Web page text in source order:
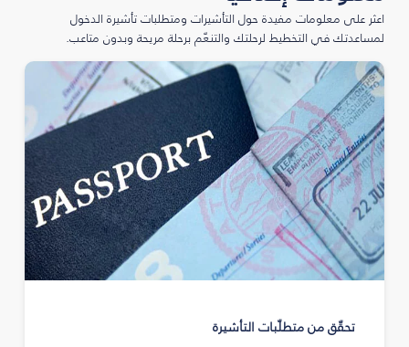
اعثر على معلومات مفيدة حول التأشيرات ومتطلبات تأشيرة الدخول
لمساعدتك في التخطيط لرحلتك والتنعّم برحلة مريحة وبدون متاعب.
تحقّق من متطلّبات التأشيرة